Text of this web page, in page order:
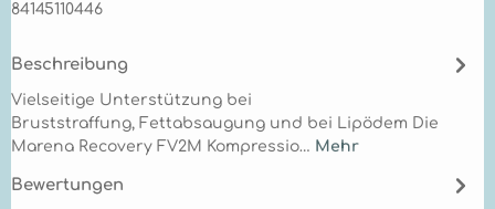
84145110446
Beschreibung
Vielseitige Unterstützung bei
Bruststraffung, Fettabsaugung und bei Lipödem Die
Marena Recovery FV2M Kompressio… Mehr
Bewertungen